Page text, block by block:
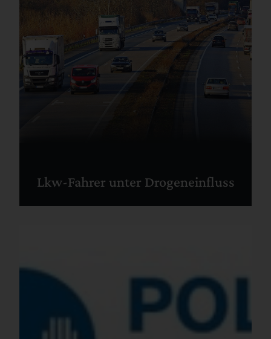
Lkw-Fahrer unter Drogeneinfluss